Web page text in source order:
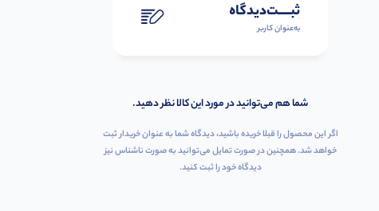
ثبـــــت‌دیدگاه
به‌عنوان کاربر
شما هم می‌توانید در مورد این کالا نظر دهید.
اگر این محصول را قبلا خریده باشید، دیدگاه شما به عنوان خریدار ثبت
خواهد شد. همچنین در صورت تمایل می‌توانید به صورت ناشناس نیز
دیدگاه خود را ثبت کنید.